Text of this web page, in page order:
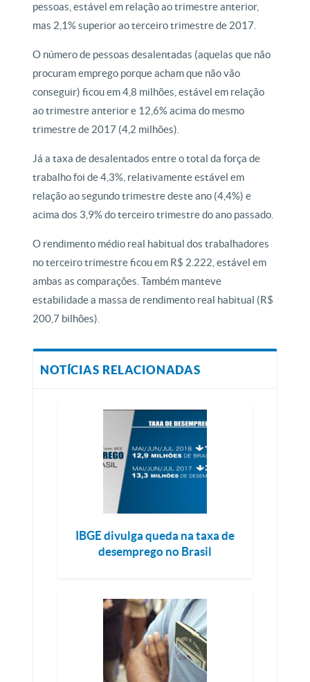
pessoas, estável em relação ao trimestre anterior,
mas 2,1% superior ao terceiro trimestre de 2017.
O número de pessoas desalentadas (aquelas que não
procuram emprego porque acham que não vão
conseguir) ficou em 4,8 milhões, estável em relação
ao trimestre anterior e 12,6% acima do mesmo
trimestre de 2017 (4,2 milhões).
Já a taxa de desalentados entre o total da força de
trabalho foi de 4,3%, relativamente estável em
relação ao segundo trimestre deste ano (4,4%) e
acima dos 3,9% do terceiro trimestre do ano passado.
O rendimento médio real habitual dos trabalhadores
no terceiro trimestre ficou em R$ 2.222, estável em
ambas as comparações. Também manteve
estabilidade a massa de rendimento real habitual (R$
200,7 bilhões).
NOTÍCIAS RELACIONADAS
IBGE divulga queda na taxa de
desemprego no Brasil